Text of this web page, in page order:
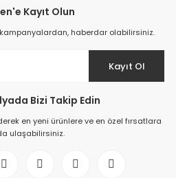
Kayıt Olun
haberdar olabilirsiniz.
Kayıt Ol
Bizi Takip Edin
en yeni ürünlere ve en özel fırsatlara
ulaşabilirsiniz.